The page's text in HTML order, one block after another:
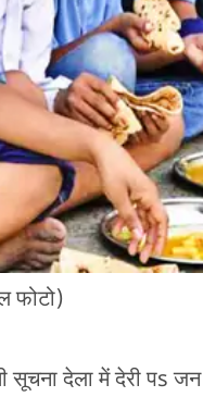
फोटो)
देला में देरी पs जन